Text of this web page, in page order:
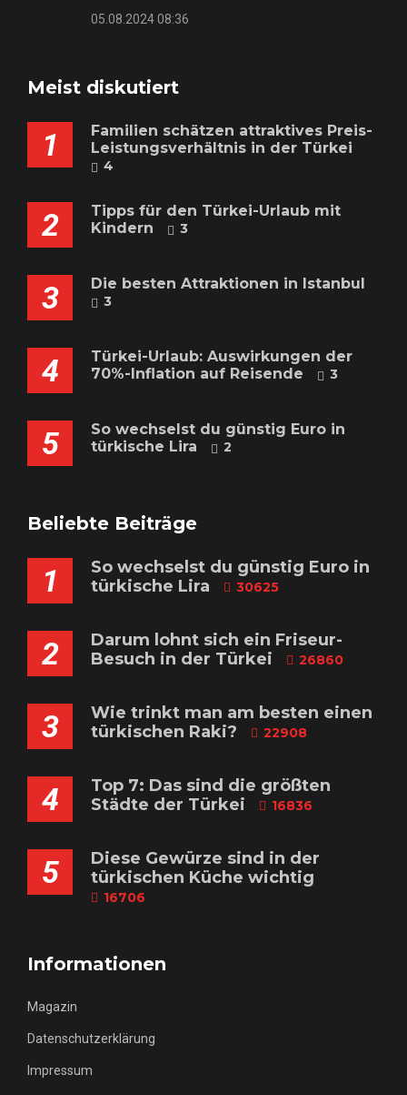
05.08.2024 08:36
Meist diskutiert
1
Familien schätzen attraktives Preis-
Leistungsverhältnis in der Türkei
4
2
Tipps für den Türkei-Urlaub mit
Kindern
3
3 Die besten Attraktionen in Istanbul
3
4
Türkei-Urlaub: Auswirkungen der
70%-Inflation auf Reisende
3
5
So wechselst du günstig Euro in
türkische Lira
2
Beliebte Beiträge
1
So wechselst du günstig Euro in
türkische Lira
30625
2
Darum lohnt sich ein Friseur-
Besuch in der Türkei
26860
3
Wie trinkt man am besten einen
türkischen Raki?
22908
4
Top 7: Das sind die größten
Städte der Türkei
16836
5
Diese Gewürze sind in der
türkischen Küche wichtig
16706
Informationen
Magazin
Datenschutzerklärung
Impressum